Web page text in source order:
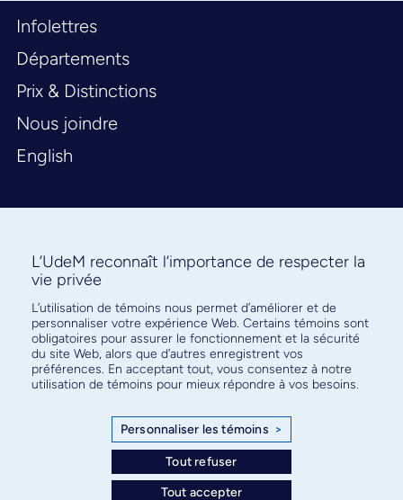
Infolettres
Départements
Prix & Distinctions
Nous joindre
English
Abonnez-vous à notre infolettre
pour connaître l’actualité facultaire
L’UdeM reconnaît l’importance de respecter la
vie privée
L’utilisation de témoins nous permet d’améliorer et de
personnaliser votre expérience Web. Certains témoins sont
obligatoires pour assurer le fonctionnement et la sécurité
du site Web, alors que d’autres enregistrent vos
préférences. En acceptant tout, vous consentez à notre
utilisation de témoins pour mieux répondre à vos besoins.
Personnaliser les témoins >
Tout refuser
Tout accepter